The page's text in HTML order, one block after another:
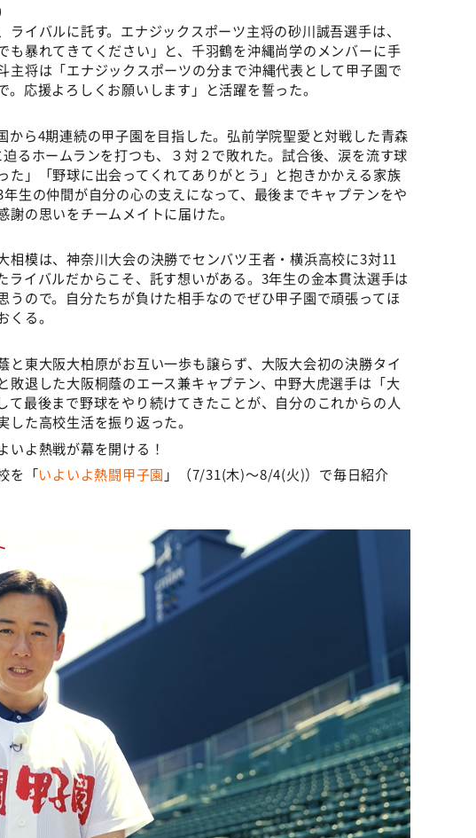
イバルに託す。エナジックスポーツ主将の砂川誠吾選手は、
も暴れてきてください」と、千羽鶴を沖縄尚学のメンバーに手
主将は「エナジックスポーツの分まで沖縄代表として甲子園で
応援よろしくお願いします」と活躍を誓った。
から4期連続の甲子園を目指した。弘前学院聖愛と対戦した青森
るホームランを打つも、３対２で敗れた。試合後、涙を流す球
た」「野球に出会ってくれてありがとう」と抱きかかえる家族
生の仲間が自分の心の支えになって、最後までキャプテンをや
謝の思いをチームメイトに届けた。
相模は、神奈川大会の決勝でセンバツ王者・横浜高校に3対11
ライバルだからこそ、託す想いがある。3年生の金本貫汰選手は
うので。自分たちが負けた相手なのでぜひ甲子園で頑張ってほ
くる。
と東大阪大柏原がお互い一歩も譲らず、大阪大会初の決勝タイ
敗退した大阪桐蔭のエース兼キャプテン、中野大虎選手は「大
て最後まで野球をやり続けてきたことが、自分のこれからの人
た高校生活を振り返った。
いよ熱戦が幕を開ける！
を「いよいよ熱闘甲子園 」（7/31(木)～8/4(火)）で毎日紹介